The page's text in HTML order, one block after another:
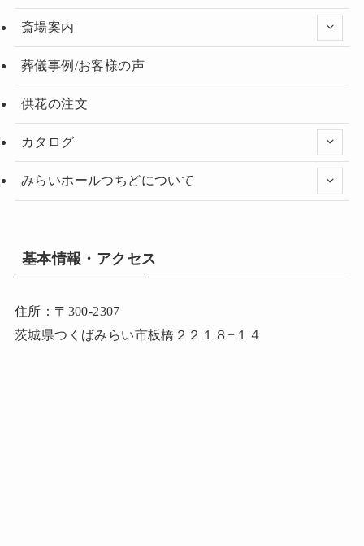
斎場案内
葬儀事例/お客様の声
供花の注文
カタログ
みらいホールつちどについて
基本情報・アクセス
住所：〒300-2307
茨城県つくばみらい市板橋２２１８−１４